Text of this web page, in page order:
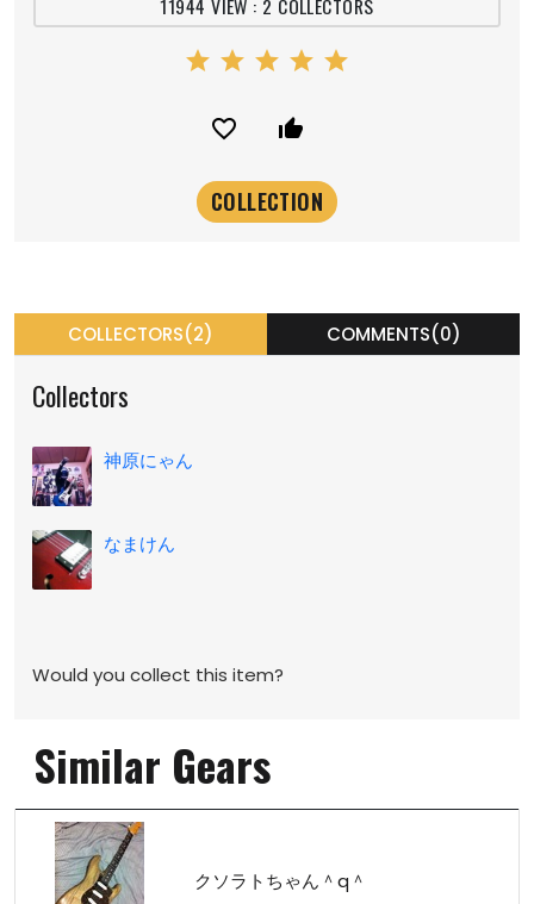
11944 VIEW : 2 COLLECTORS
star star star star star
favorite_border thumb_up_alt
COLLECTORS(2) COMMENTS(0)
Collectors
神原にゃん
なまけん
Would you collect this item?
Similar Gears
クソラトちゃん＾q＾